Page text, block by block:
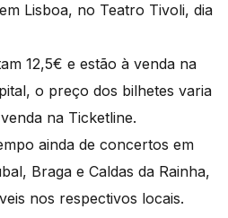
Lisboa, no Teatro Tivoli, dia
12,5€ e estão à venda na
o preço dos bilhetes varia
na Ticketline.
ainda de concertos em
Braga e Caldas da Rainha,
nos respectivos locais.